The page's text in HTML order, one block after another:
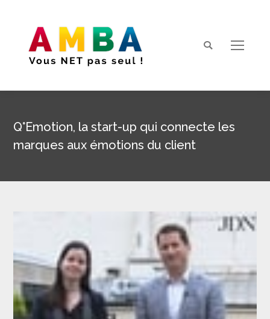
Search:
Q°Emotion, la start-up qui connecte les
marques aux émotions du client